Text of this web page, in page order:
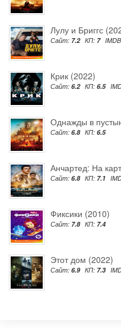
Лулу и Бриггс
Сайт: 7.2 КП: 7
Крик (2022)
Сайт: 6.2 КП: 6.5
Однажды в
Сайт: 6.8 КП: 6.5
Анчартед: На
Сайт: 6.8 КП: 7.1
Фиксики (2010)
Сайт: 7.8 КП: 7.4
Этот дом (2022)
Сайт: 6.9 КП: 7.3